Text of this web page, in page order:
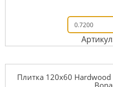
Плитка 120x60 Hardwood